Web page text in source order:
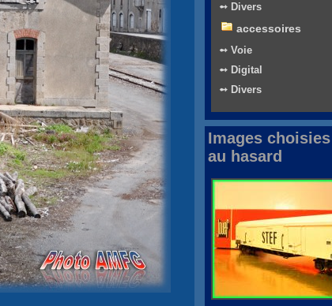
➻ Divers
accessoires
➻ Voie
➻ Digital
➻ Divers
Images choisies
au hasard